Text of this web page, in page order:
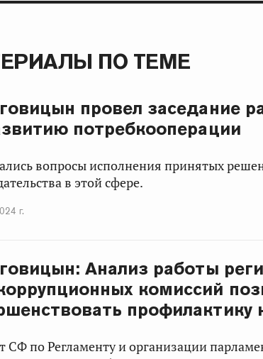
ПО ТЕМЕ
провел заседание
потребкооперации
вопросы исполнения принятых
в этой сфере.
г.
Анализ работы
комиссий
СФ по Регламенту и организации